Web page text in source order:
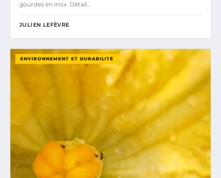
gourdes en inox. Détail…
JULIEN LEFÈVRE
ENVIRONNEMENT ET DURABILITÉ